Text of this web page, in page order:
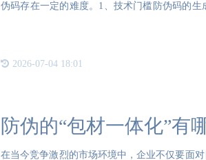
伪码存在一定的难度。1、技术门槛防伪码的
2026-07-04 18:01
防伪的“包材一体化”有
在当今竞争激烈的市场环境中，企业不仅要面